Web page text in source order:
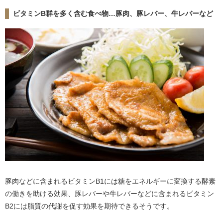
ビタミンB群を多く含む食べ物…豚肉、豚レバー、牛レバーなど
豚肉などに含まれるビタミンB1には糖をエネルギーに変換する酵素
の働きを助ける効果、豚レバーや牛レバーなどに含まれるビタミン
B2には脂質の代謝を促す効果を期待できるそうです。